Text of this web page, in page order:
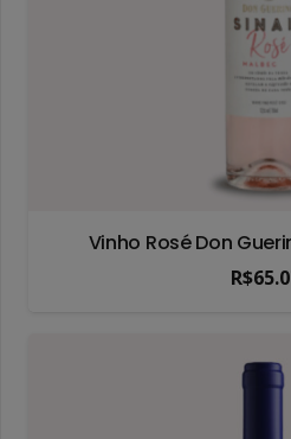
Vinho Rosé Don
R$